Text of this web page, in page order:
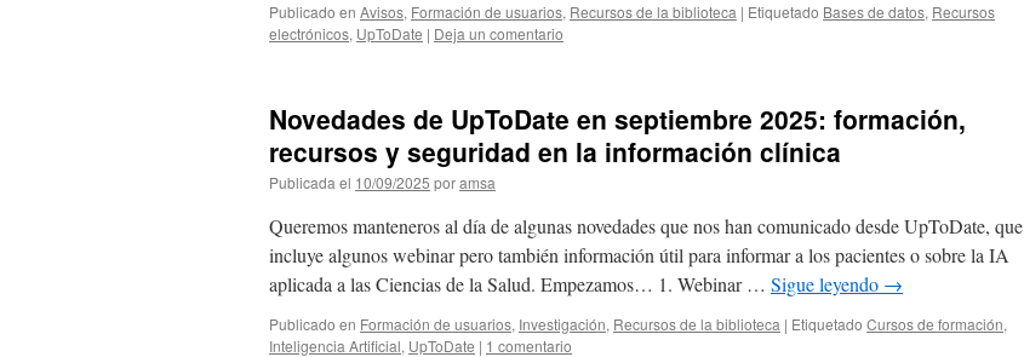
Publicado en Avisos, Formación de usuarios, Recursos de la biblioteca | Etiquetado Bases de datos, Recursos
electrónicos, UpToDate | Deja un comentario
Novedades de UpToDate en septiembre 2025: formación,
recursos y seguridad en la información clínica
Publicada el 10/09/2025 poramsa
Queremos manteneros al día de algunas novedades que nos han comunicado desde UpToDate, que
incluye algunos webinar pero también información útil para informar a los pacientes o sobre la IA
aplicada a las Ciencias de la Salud. Empezamos… 1. Webinar … Sigue leyendo →
Publicado en Formación de usuarios, Investigación, Recursos de la biblioteca | Etiquetado Cursos de formación,
Inteligencia Artificial, UpToDate | 1 comentario